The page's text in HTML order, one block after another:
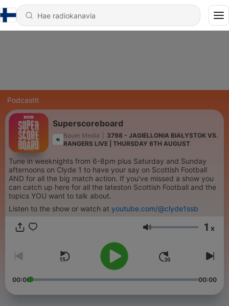
Podcastit
Superscoreboard
Bauer Media
3798 - JAGIELLONIA BIAŁYSTOK VS.
RANGERS LIVE | THURSDAY 6TH AUGUST
Tune in weeknights from 6-8pm plus Saturday and Sunday
afternoons on Clyde 1 to have your say on Scottish Football
AND for all the big match action. If you've missed a show you
can catch up here for all the lateston Scottish Football and the
topics YOU want to talk about.
Listen to the show or watch at youtube.com/@clyde1ssb
Äänenvoimakkuus
1 x
00:00 00:00